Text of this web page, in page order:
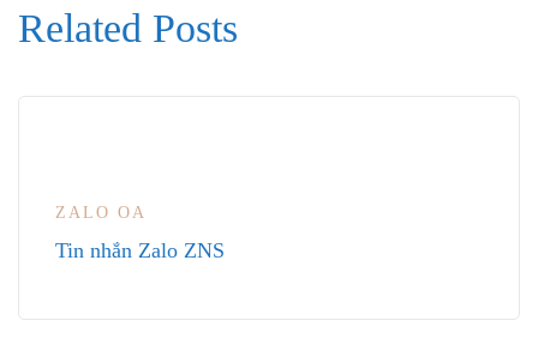
Related Posts
ZALO OA
Tin nhắn Zalo ZNS